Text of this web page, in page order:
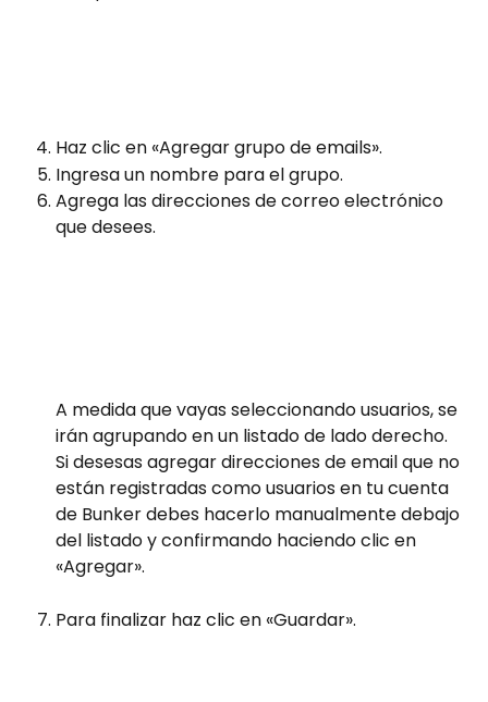
Haz clic en «Agregar grupo de emails».
Ingresa un nombre para el grupo.
Agrega las direcciones de correo electrónico
que desees.
A medida que vayas seleccionando usuarios, se
irán agrupando en un listado de lado derecho.
Si desesas agregar direcciones de email que no
están registradas como usuarios en tu cuenta
de Bunker debes hacerlo manualmente debajo
del listado y confirmando haciendo clic en
«Agregar».
Para finalizar haz clic en «Guardar».